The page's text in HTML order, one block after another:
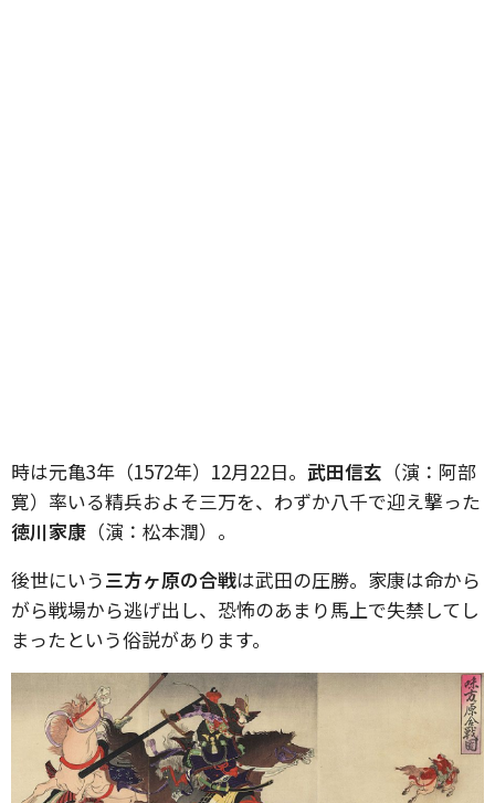
時は元亀3年（1572年）12月22日。 武田信玄 （演：阿部
寛）率いる精兵およそ三万を、わずか八千で迎え撃った
徳川家康 （演：松本潤）。
後世にいう三方ヶ原の合戦は武田の圧勝。家康は命から
がら戦場から逃げ出し、恐怖のあまり馬上で失禁してし
まったという俗説があります。